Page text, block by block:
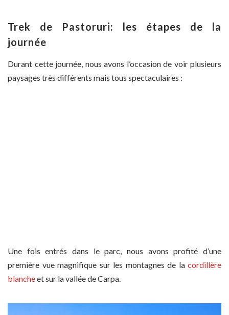
Trek de Pastoruri: les étapes de la
journée
Durant cette journée, nous avons l’occasion de voir plusieurs
paysages très différents mais tous spectaculaires :
Une fois entrés dans le parc, nous avons profité d’une
première vue magnifique sur les montagnes de la cordillère
blancheet sur la vallée de Carpa.